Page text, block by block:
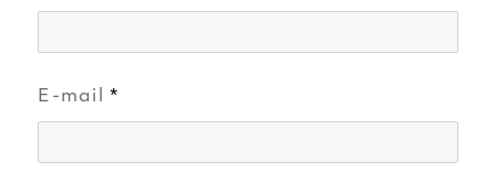
E-mail*